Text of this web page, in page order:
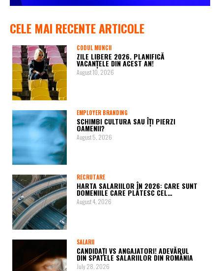
CELE MAI RECENTE ARTICOLE
CODUL MUNCII
ZILE LIBERE 2026. PLANIFICĂ
VACANȚELE DIN ACEST AN!
August 10, 2026
EMPLOYER BRANDING
SCHIMBI CULTURA SAU ÎȚI PIERZI
OAMENII?
August 5, 2026
RECRUTARE
HARTA SALARIILOR ÎN 2026: CARE SUNT
DOMENIILE CARE PLĂTESC CEL…
August 4, 2026
SALARII
CANDIDAȚI VS ANGAJATORI! ADEVĂRUL
DIN SPATELE SALARIILOR DIN ROMÂNIA
July 28, 2026